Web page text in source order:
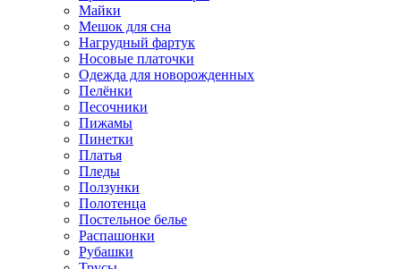
Майки
Мешок для сна
Нагрудный фартук
Носовые платочки
Одежда для новорожденных
Пелёнки
Песочники
Пижамы
Пинетки
Платья
Пледы
Ползунки
Полотенца
Постельное белье
Распашонки
Рубашки